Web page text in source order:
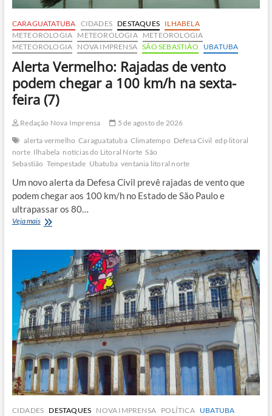
CARAGUATATUBA CIDADES DESTAQUES
ILHABELA
METEOROLOGIA METEOROLOGIA
METEOROLOGIA
METEOROLOGIA NOVA IMPRENSA SÃO SEBASTIÃO UBATUBA
Alerta Vermelho: Rajadas de vento
podem chegar a 100 km/h na sexta-
feira (7)
Redação Nova Imprensa
5 de agosto de 2026
alerta vermelho Caraguatatuba Climatempo Defesa Civil edp litoral
norte Ilhabela notícias do Litoral Norte São
Sebastião Tempestade Ubatuba ventania litoral norte
Um novo alerta da Defesa Civil prevê rajadas de vento que
podem chegar aos 100 km/h no Estado de São Paulo e
ultrapassar os 80…
Veja maisAlerta
podem
chegar
a
100
km/h
na
sexta-
feira
(7)
CIDADES DESTAQUES NOVA IMPRENSA POLÍTICA UBATUBA